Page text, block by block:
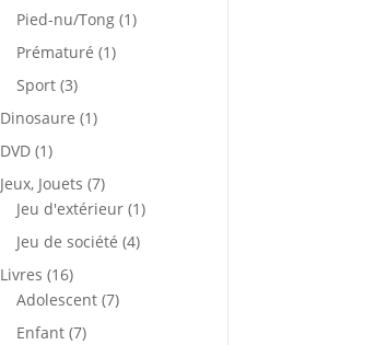
produit
Pied-nu/Tong 11
Prématuré 11
Sport 33
produits
Dinosaure 11
DVD 11
produit
Jeux, Jouets 77
produits
Jeu d'extérieur 11
Jeu de société 44
Livres 1616
produits
Adolescent 77
Enfant 77